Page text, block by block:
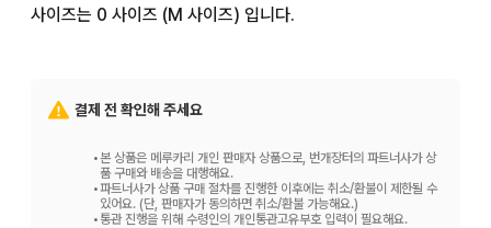
사이즈는 0 사이즈 (M 사이즈) 입니다.
결제 전 확인해 주세요
•본 상품은 메루카리 개인 판매자 상품으로, 번개장터의 파트너사가 상
품 구매와 배송을 대행해요.
•파트너사가 상품 구매 절차를 진행한 이후에는 취소/환불이 제한될 수
있어요. (단, 판매자가 동의하면 취소/환불 가능해요.)
•통관 진행을 위해 수령인의 개인통관고유부호 입력이 필요해요.